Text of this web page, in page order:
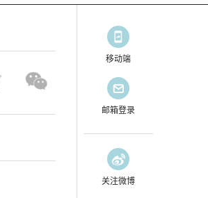
移动端
邮箱登录
关注微博